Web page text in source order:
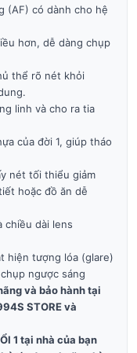
(AF) có dành cho hệ
hơn, dễ dàng chụp
thể rõ nét khỏi
linh và cho ra tia
của đời 1, giúp tháo
nét tối thiểu giảm
hoặc đồ ăn dễ
chiều dài lens
hiện tượng lóa (glare)
ngược sáng
và bảo hành tại
STORE và
1 tại nhà của bạn